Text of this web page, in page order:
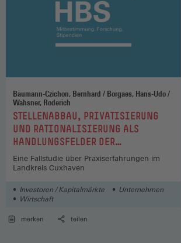
Baumann-Czichon, Bernhard / Borgaes, Hans-Udo /
Wahsner, Roderich
:STELLENABBAU, PRIVATISIERUNG
UND RATIONALISIERUNG ALS
HANDLUNGSFELDER DER
BETRIEBLICHEN
INTERESSENVERTRETUNG IM
Eine Fallstudie über Praxiserfahrungen im
Landkreis Cuxhaven
Investoren / Kapitalmärkte
Unternehmen
Wirtschaft
merken teilen